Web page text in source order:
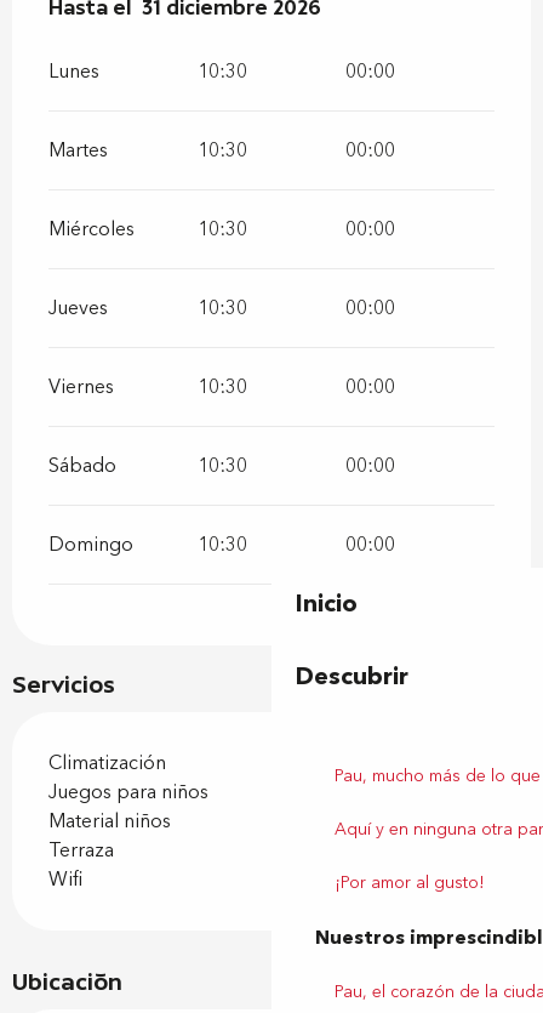
Inicio
Descubrir
Pau, mucho más de lo
Aquí y en ninguna otra
¡Por amor al gusto!
Nuestros
Pau, el corazón de la
Servicios
Climatización
Juegos para niños
Material niños
Terraza
Wifi
Del2 enero 2026al31 diciembre 2026
Hasta el 31 diciembre 2026
Lunes 10:30 00:00
Martes 10:30 00:00
Miércoles 10:30 00:00
Jueves 10:30 00:00
Viernes 10:30 00:00
Sábado 10:30 00:00
Domingo 10:30 00:00
Ubicación